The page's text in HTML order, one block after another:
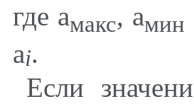
где aмакс, aмин
ai.
Если